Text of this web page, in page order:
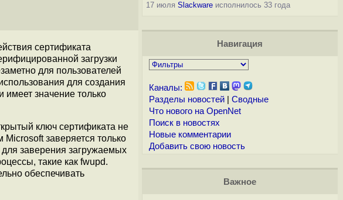
сертификата
загрузки
для пользователей
для создания
имеет значение только
ключ сертификата не
заверяется только
для заверения загружаемых
такие как fwupd.
обеспечивать
17 июля Slackwareисполнилось 33 года
Навигация
Каналы:
Разделы новостей| Сводные
Что нового на OpenNet
Поиск в новостях
Новые комментарии
Добавить свою новость
Важное